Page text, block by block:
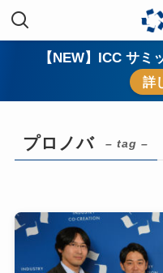
【NEW】ICC サミ
詳
プロノバ – tag –